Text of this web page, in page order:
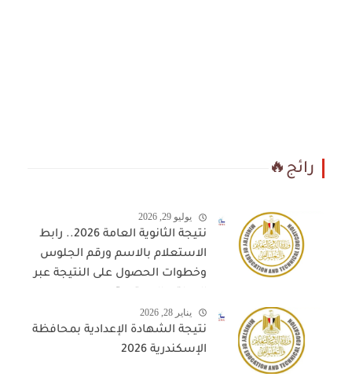
رائج🔥
يوليو 29, 2026
نتيجة الثانوية العامة 2026.. رابط
الاستعلام بالاسم ورقم الجلوس
وخطوات الحصول على النتيجة عبر
يناير 28, 2026
نتيجة الشهادة الإعدادية بمحافظة
الإسكندرية 2026